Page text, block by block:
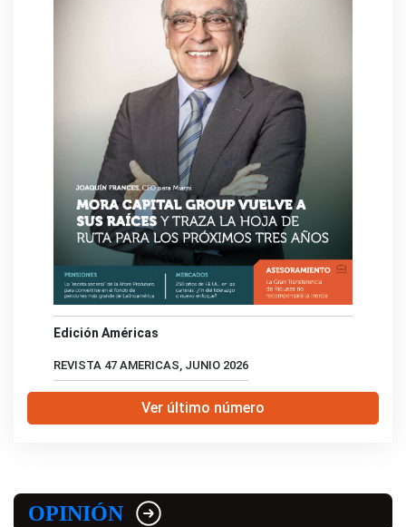
Edición Américas
REVISTA 47 AMERICAS, JUNIO 2026
Ver último número
OPINIÓN